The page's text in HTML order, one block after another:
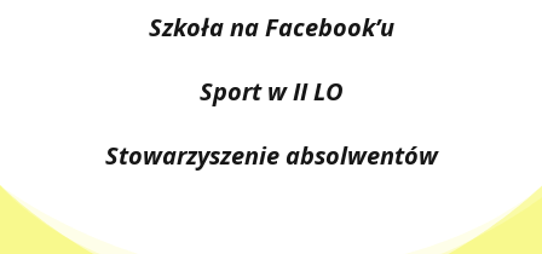
Szkoła na Facebook’u
Sport w II LO
Stowarzyszenie absolwentów